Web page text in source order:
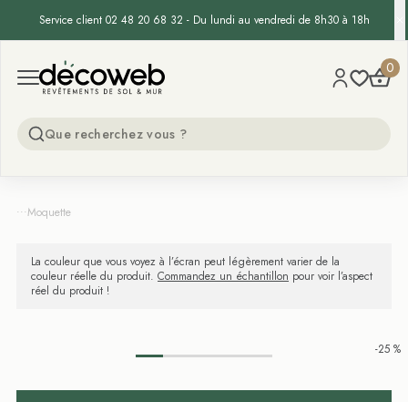
Service client 02 48 20 68 32 - Du lundi au vendredi de 8h30 à 18h
Open menu
Decoweb 0
...Moquette
La couleur que vous voyez à l’écran peut légèrement varier de la
couleur réelle du produit. Commandez un échantillon pour voir l’aspect
réel du produit !
-25 %